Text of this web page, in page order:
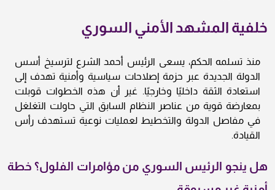
خلفية المشهد الأمني السوري
منذ تسلمه الحكم، يسعى الرئيس أحمد الشرع لترسيخ أسس
الدولة الجديدة عبر حزمة إصلاحات سياسية وأمنية تهدف إلى
استعادة الثقة داخليًا وخارجيًا. غير أن هذه الخطوات قوبلت
بمعارضة قوية من عناصر النظام السابق التي حاولت التغلغل
في مفاصل الدولة والتخطيط لعمليات نوعية تستهدف رأس
القيادة.
هل ينجو الرئيس السوري من مؤامرات الفلول؟ خطة